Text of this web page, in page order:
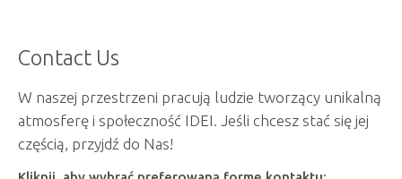
Contact Us
W naszej przestrzeni pracują ludzie tworzący unikalną
atmosferę i społeczność IDEI. Jeśli chcesz stać się jej
częścią, przyjdź do Nas!